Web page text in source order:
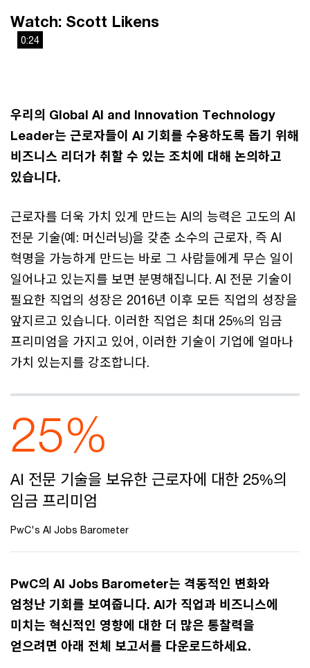
Watch: Scott Likens
modal
window.
0:24
우리의 Global AI and Innovation Technology
Leader는 근로자들이 AI 기회를 수용하도록 돕기 위해
비즈니스 리더가 취할 수 있는 조치에 대해 논의하고
있습니다.
근로자를 더욱 가치 있게 만드는 AI의 능력은 고도의 AI
전문 기술(예: 머신러닝)을 갖춘 소수의 근로자, 즉 AI
혁명을 가능하게 만드는 바로 그 사람들에게 무슨 일이
일어나고 있는지를 보면 분명해집니다. AI 전문 기술이
필요한 직업의 성장은 2016년 이후 모든 직업의 성장을
앞지르고 있습니다. 이러한 직업은 최대 25%의 임금
프리미엄을 가지고 있어, 이러한 기술이 기업에 얼마나
가치 있는지를 강조합니다.
25%
AI 전문 기술을 보유한 근로자에 대한 25%의
임금 프리미엄
PwC's AI Jobs Barometer
PwC의 AI Jobs Barometer는 격동적인 변화와
엄청난 기회를 보여줍니다. AI가 직업과 비즈니스에
미치는 혁신적인 영향에 대한 더 많은 통찰력을
얻으려면 아래 전체 보고서를 다운로드하세요.